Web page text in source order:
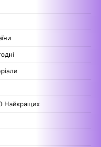
Найкращих